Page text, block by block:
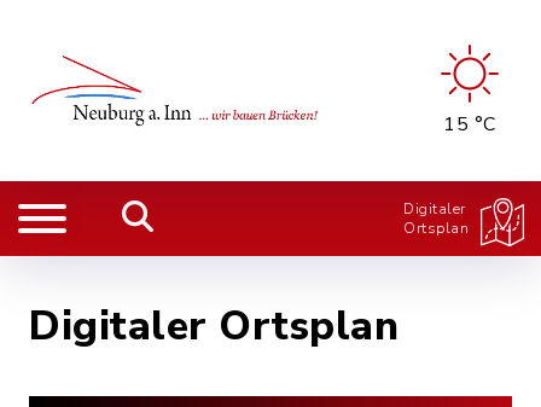
15 °C
Digitaler
Ortsplan
Digitaler Ortsplan